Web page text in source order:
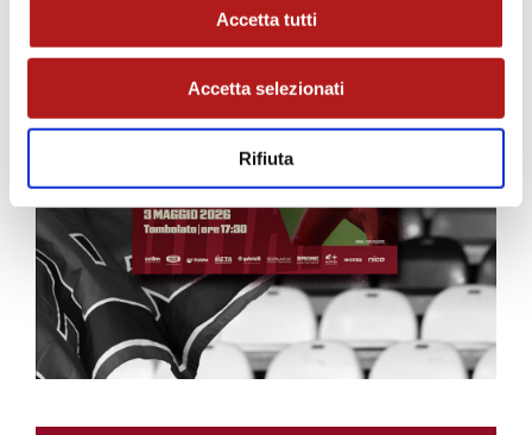
Accetta tutti
Accetta selezionati
Rifiuta